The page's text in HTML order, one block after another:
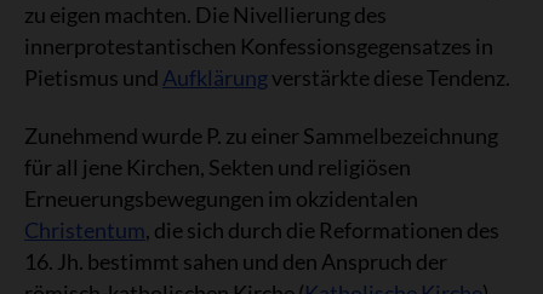
zu eigen machten. Die Nivellierung des
innerprotestantischen Konfessionsgegensatzes in
Pietismus und Aufklärungverstärkte diese Tendenz.
Zunehmend wurde P. zu einer Sammelbezeichnung
für all jene Kirchen, Sekten und religiösen
Erneuerungsbewegungen im okzidentalen
Christentum, die sich durch die Reformationen des
16. Jh. bestimmt sahen und den Anspruch der